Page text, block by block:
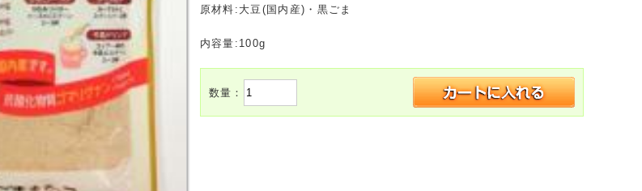
原材料:大豆(国内産)・黒ごま
内容量:100g
数量：